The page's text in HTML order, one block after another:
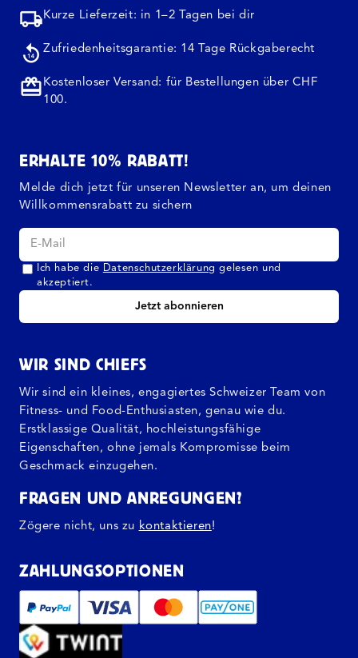
Kurze Lieferzeit: in 1–2 Tagen bei dir
Zufriedenheitsgarantie: 14 Tage Rückgaberecht
Kostenloser Versand: für Bestellungen über CHF
100.
ERHALTE 10% RABATT!
Melde dich jetzt für unseren Newsletter an, um deinen
Willkommensrabatt zu sichern
Ich habe die Datenschutzerklärung gelesen und
akzeptiert.
Jetzt abonnieren
WIR SIND CHIEFS
Wir sind ein kleines, engagiertes Schweizer Team von
Fitness- und Food-Enthusiasten, genau wie du.
Erstklassige Qualität, hochleistungsfähige
Eigenschaften, ohne jemals Kompromisse beim
Geschmack einzugehen.
FRAGEN UND ANREGUNGEN?
Zögere nicht, uns zu kontaktieren!
ZAHLUNGSOPTIONEN